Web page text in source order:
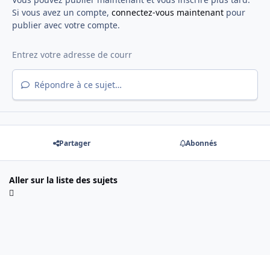
Si vous avez un compte, connectez-vous maintenantpour
publier avec votre compte.
Répondre à ce sujet…
Partager Abonnés
Aller sur la liste des sujets